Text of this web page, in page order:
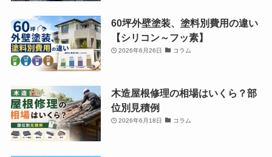
60坪外壁塗装、塗料別費用の違い
【シリコン～フッ素】
2026年6月26日 コラム
木造屋根修理の相場はいくら？部
位別見積例
2026年6月18日 コラム